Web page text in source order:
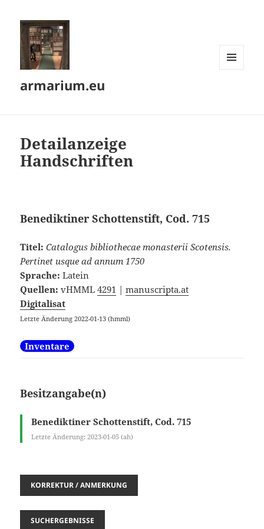
armarium.eu
Detailanzeige
Handschriften
Benediktiner Schottenstift, Cod. 715
Titel:Catalogus bibliothecae monasterii Scotensis.
Pertinet usque ad annum 1750
Sprache:Latein
Quellen:vHMML4291 |manuscripta.at
Digitalisat
Letzte Änderung 2022-01-13 (hmml)
Inventare
Besitzangabe(n)
Benediktiner Schottenstift, Cod. 715
Letzte Änderung: 2023-01-05 (ah)